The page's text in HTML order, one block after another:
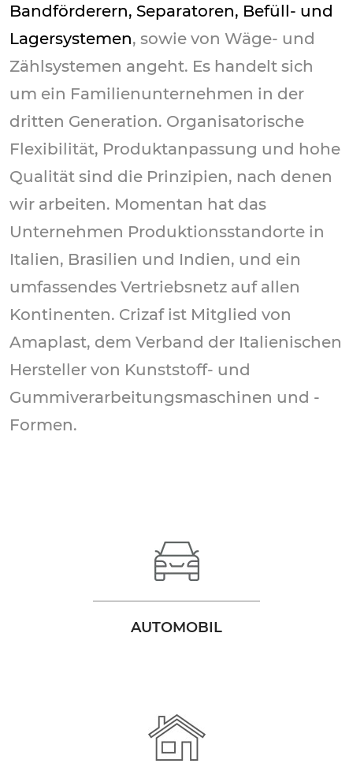
Bandförderern, Separatoren, Befüll- und
Lagersystemen, sowie von Wäge- und
Zählsystemen angeht. Es handelt sich
um ein Familienunternehmen in der
dritten Generation. Organisatorische
Flexibilität, Produktanpassung und hohe
Qualität sind die Prinzipien, nach denen
wir arbeiten. Momentan hat das
Unternehmen Produktionsstandorte in
Italien, Brasilien und Indien, und ein
umfassendes Vertriebsnetz auf allen
Kontinenten. Crizaf ist Mitglied von
Amaplast, dem Verband der Italienischen
Hersteller von Kunststoff- und
Gummiverarbeitungsmaschinen und -
Formen.
AUTOMOBIL